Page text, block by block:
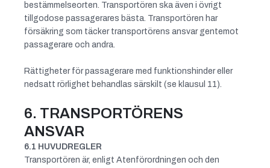
bestämmelseorten. Transportören ska även i övrigt
tillgodose passagerares bästa. Transportören har
försäkring som täcker transportörens ansvar gentemot
passagerare och andra.
Rättigheter för passagerare med funktionshinder eller
nedsatt rörlighet behandlas särskilt (se klausul 11).
6. TRANSPORTÖRENS
ANSVAR
6.1 HUVUDREGLER
Transportören är, enligt Atenförordningen och den